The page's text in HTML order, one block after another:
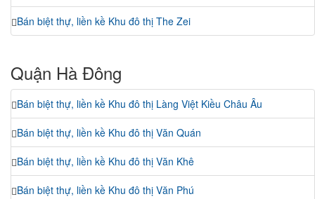
Bán biệt thự, liền kề Khu đô thị The Zei
Quận Hà Đông
Bán biệt thự, liền kề Khu đô thị Làng Việt Kiều Châu Âu
Bán biệt thự, liền kề Khu đô thị Văn Quán
Bán biệt thự, liền kề Khu đô thị Văn Khê
Bán biệt thự, liền kề Khu đô thị Văn Phú